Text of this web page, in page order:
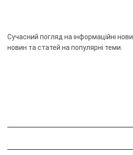
Сучасний погляд на інформаційні
новин та статей на популярні теми.